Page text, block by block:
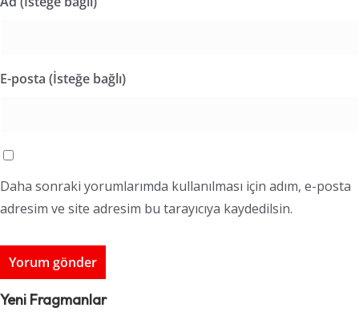
E-posta (İsteğe bağlı)
Daha sonraki yorumlarımda kullanılması için adım, e-posta
adresim ve site adresim bu tarayıcıya kaydedilsin.
Yeni Fragmanlar